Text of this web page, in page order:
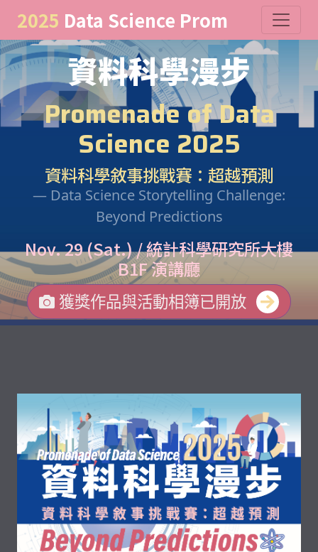
2025 Data Science Prom
資料科學漫步
Promenade of Data
Science 2025
資料科學敘事挑戰賽：超越預測
Data Science Storytelling Challenge:
Beyond Predictions
Nov. 29 (Sat.) / 統計科學研究所大樓
B1F 演講廳
獲獎作品與活動相簿已開放